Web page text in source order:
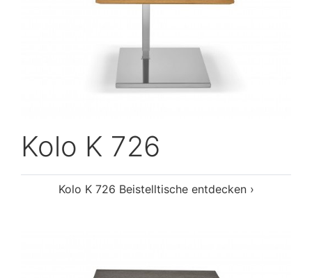
Kolo K 726
Kolo K 726 Beistelltische entdecken ›